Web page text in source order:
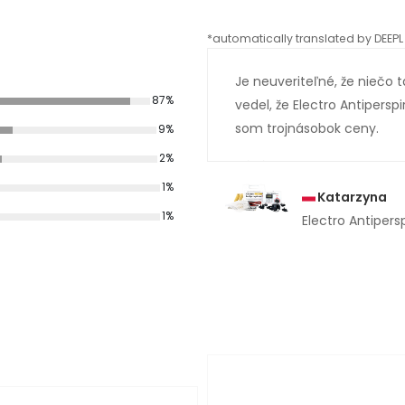
87%
9%
2%
1%
1%
*automatically translated by
Je neuveriteľné, že niečo
vedel, že Electro
som trojnásobok ceny.
Katarzyna
Electro